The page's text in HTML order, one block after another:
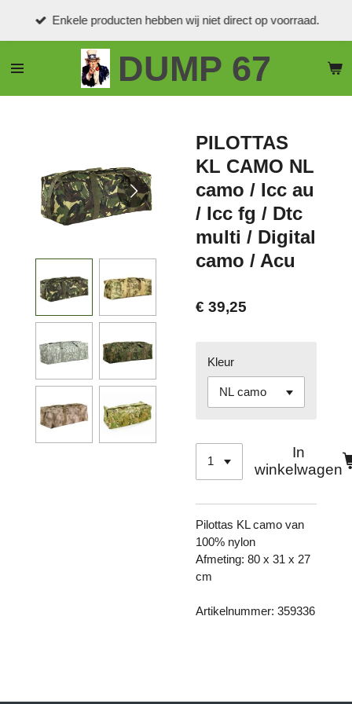
de
DUMP 67
Enkele producten hebben wij niet direct op voorraad.
PILOTTAS
KL CAMO NL
camo / Icc au
/ Icc fg / Dtc
multi / Digital
camo / Acu
€ 39,25
Kleur
In
winkelwagen
Pilottas KL camo van
100% nylon
Afmeting: 80 x 31 x 27
cm
Artikelnummer: 359336